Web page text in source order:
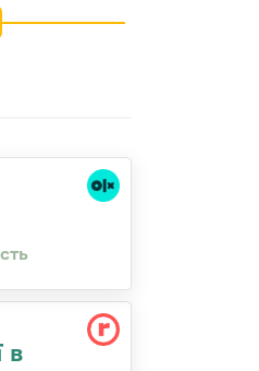
в